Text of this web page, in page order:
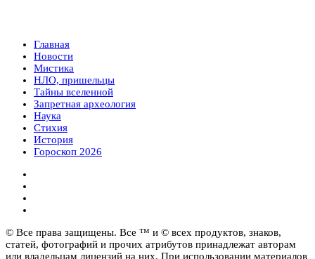
Главная
Новости
Мистика
НЛО, пришельцы
Тайны вселенной
Запретная археология
Наука
Стихия
История
Гороскоп 2026
© Все права защищены. Все ™ и © всех продуктов, знаков,
статей, фотографий и прочих атрибутов принадлежат авторам
или владельцам лицензий на них. При использовании материалов